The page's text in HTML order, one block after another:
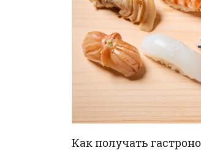
Как получать